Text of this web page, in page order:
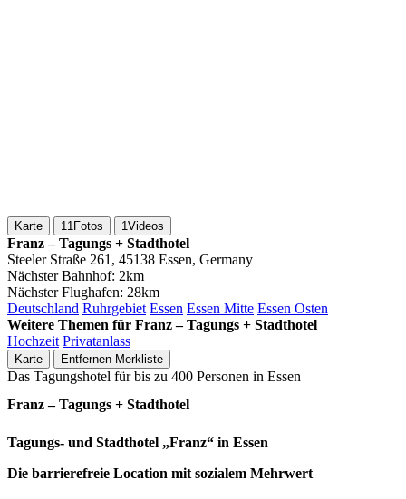
Karte 11Fotos 1Videos
Franz – Tagungs + Stadthotel
Steeler Straße 261, 45138 Essen, Germany
Nächster Bahnhof: 2km
Nächster Flughafen: 28km
Deutschland Ruhrgebiet Essen Essen Mitte Essen Osten
Weitere Themen für Franz – Tagungs + Stadthotel
Hochzeit Privatanlass
Karte Entfernen Merkliste
Das Tagungshotel für bis zu 400 Personen in Essen
Franz – Tagungs + Stadthotel
Tagungs- und Stadthotel „Franz“ in Essen
Die barrierefreie Location mit sozialem Mehrwert